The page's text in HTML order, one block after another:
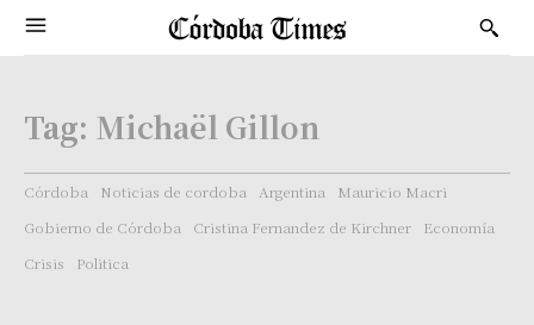
Tag: Michaël Gillon
Córdoba Noticias de cordoba Argentina
Mauricio Macri
Gobierno de Córdoba
Cristina Fernandez de Kirchner
Economía
Crisis
Politica